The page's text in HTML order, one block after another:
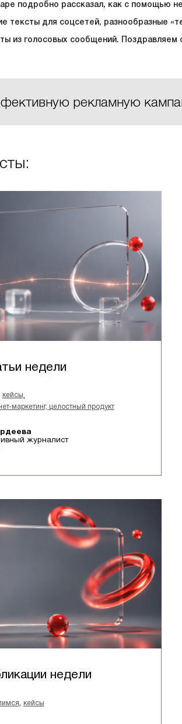
подробно рассказал, как с помощью
тексты для соцсетей, разнообразные
из голосовых сообщений. Поздравляем
рекламную
недели
кейсы
маркетинг, целостный продукт
журналист
недели
, кейсы